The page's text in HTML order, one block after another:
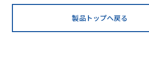
製品トップへ戻る